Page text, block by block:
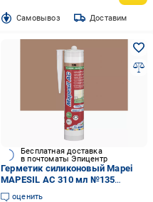
Cамовывоз Доставим
Бесплатная доставка
в почтоматы Эпицентр
Герметик силиконовый Mapei
MAPESIL AC 310 мл №135
золотой песок (000023349)
оценить